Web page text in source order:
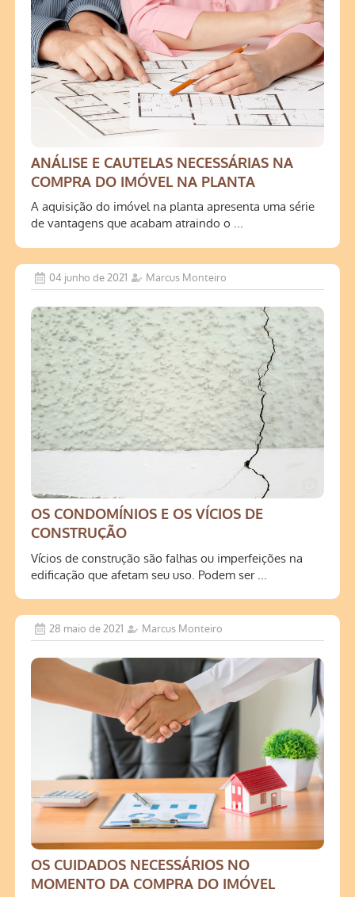
ANÁLISE E CAUTELAS NECESSÁRIAS NA
COMPRA DO IMÓVEL NA PLANTA
A aquisição do imóvel na planta apresenta uma série
de vantagens que acabam atraindo o ...
04 junho de 2021 Marcus Monteiro
OS CONDOMÍNIOS E OS VÍCIOS DE
CONSTRUÇÃO
Vícios de construção são falhas ou imperfeições na
edificação que afetam seu uso. Podem ser ...
28 maio de 2021 Marcus Monteiro
OS CUIDADOS NECESSÁRIOS NO
MOMENTO DA COMPRA DO IMÓVEL